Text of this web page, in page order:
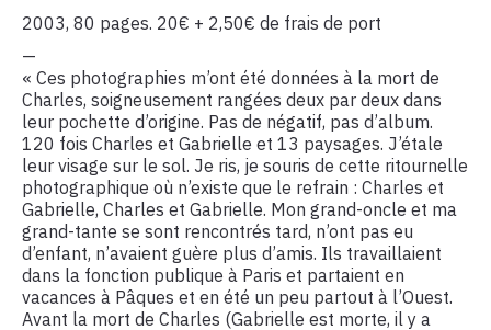
2003, 80 pages. 20€ + 2,50€ de frais de port
—
« Ces photographies m’ont été données à la mort de
Charles, soigneusement rangées deux par deux dans
leur pochette d’origine. Pas de négatif, pas d’album.
120 fois Charles et Gabrielle et 13 paysages. J’étale
leur visage sur le sol. Je ris, je souris de cette ritournelle
photographique où n’existe que le refrain : Charles et
Gabrielle, Charles et Gabrielle. Mon grand-oncle et ma
grand-tante se sont rencontrés tard, n’ont pas eu
d’enfant, n’avaient guère plus d’amis. Ils travaillaient
dans la fonction publique à Paris et partaient en
vacances à Pâques et en été un peu partout à l’Ouest.
Avant la mort de Charles (Gabrielle est morte, il y a